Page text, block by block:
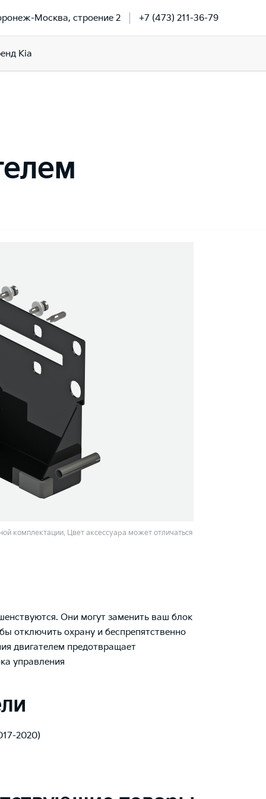
Москва, строение 2 +7 (473) 211-36-79
Kia
комплектации. Цвет аксессуара может отличаться
Они могут заменить ваш блок
отключить охрану и беспрепятственно
двигателем предотвращает
управления
2020)